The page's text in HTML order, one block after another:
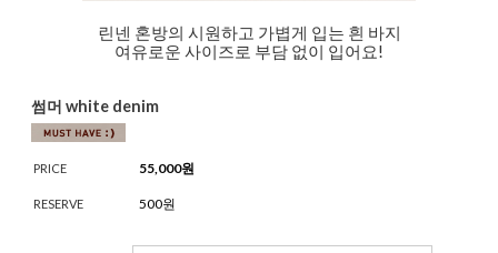
린넨 혼방의 시원하고 가볍게 입는 흰 바지
여유로운 사이즈로 부담 없이 입어요!
썸머 white denim
PRICE 55,000원
RESERVE 500원